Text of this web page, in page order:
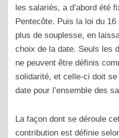
les salariés, a d’abord été
Pentecôte. Puis la loi du
plus de souplesse, en
choix de la date. Seuls les
ne peuvent être définis
solidarité, et celle-ci doit
date pour l’ensemble des
La façon dont se déroule
contribution est définie